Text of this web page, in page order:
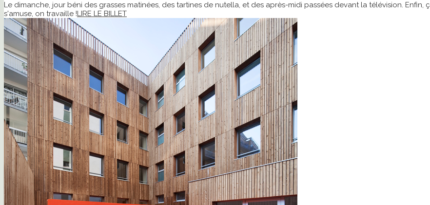
Le dimanche, jour béni des grasses matinées, des tartines de nutella, et des après-midi passées devant la télévision.
s'amuse, on travaille !LIRE LE BILLET